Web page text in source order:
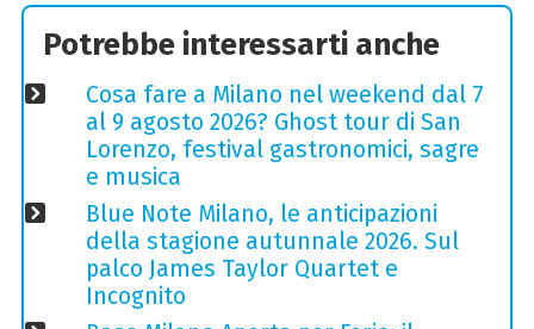
Potrebbe interessarti anche
Cosa fare a Milano nel weekend dal 7
al 9 agosto 2026? Ghost tour di San
Lorenzo, festival gastronomici, sagre
e musica
Blue Note Milano, le anticipazioni
della stagione autunnale 2026. Sul
palco James Taylor Quartet e
Incognito